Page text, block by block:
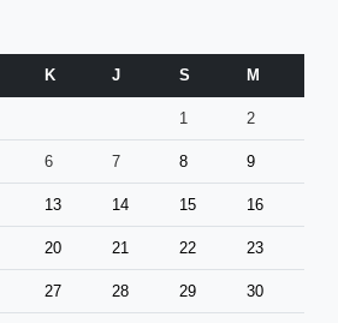
K J S M
1 2
6 7 8 9
13 14 15 16
20 21 22 23
27 28 29 30